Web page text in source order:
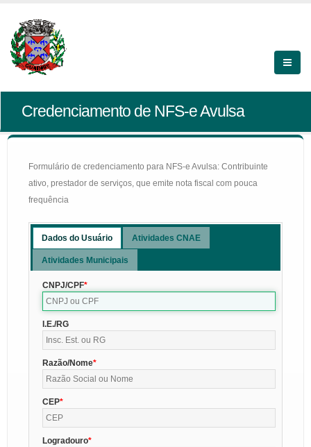
Credenciamento de NFS-e Avulsa
Formulário de credenciamento para NFS-e Avulsa: Contribuinte
ativo, prestador de serviços, que emite nota fiscal com pouca
frequência
Dados do Usuário Atividades CNAE
Atividades Municipais
CNPJ/CPF
I.E./RG
Razão/Nome
CEP
Logradouro